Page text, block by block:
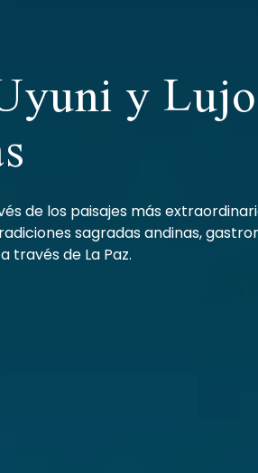
y Lujo
de los paisajes más
sagradas andinas,
través de La Paz.